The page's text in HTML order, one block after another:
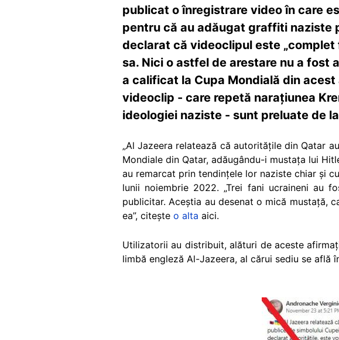
publicat o înregistrare video în care
pentru că au adăugat graffiti naziste
declarat că videoclipul este
sa. Nici o astfel de arestare nu a fost
a calificat la Cupa Mondială din
videoclip - care repetă narațiunea
ideologiei naziste - sunt preluate de
„Al Jazeera relatează că autoritățile din Qatar
Mondiale din Qatar, adăugându-i mustața lui
au remarcat prin tendințele lor naziste chiar și
lunii noiembrie 2022. „Trei fani ucraineni au
publicitar. Aceștia au desenat o mică mustață,
ea”, citește o alta aici.
Utilizatorii au distribuit, alături de aceste
limbă engleză Al-Jazeera, al cărui sediu se află